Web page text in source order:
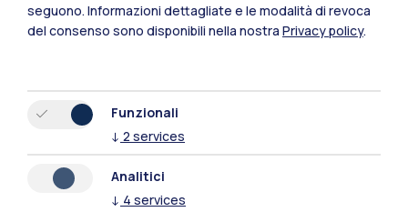
seguono. Informazioni dettagliate e le modalità di revoca
del consenso sono disponibili nella nostra Privacy policy.
Funzionali
↓ 2 services
Analitici
↓ 4 services